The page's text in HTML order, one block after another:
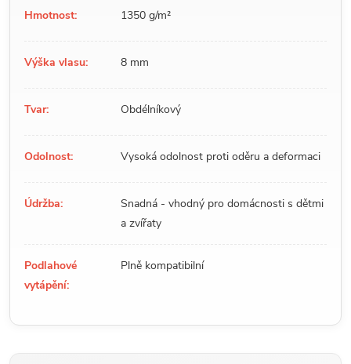
Hmotnost: 1350 g/m²
Výška vlasu: 8 mm
Tvar: Obdélníkový
Odolnost: Vysoká odolnost proti oděru a deformaci
Údržba:
Snadná - vhodný pro domácnosti s dětmi
a zvířaty
Podlahové
vytápění:
Plně kompatibilní